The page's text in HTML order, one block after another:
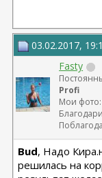
03.02.2017,
Fasty
Profi
Мои
Bud, Надо
решилась на